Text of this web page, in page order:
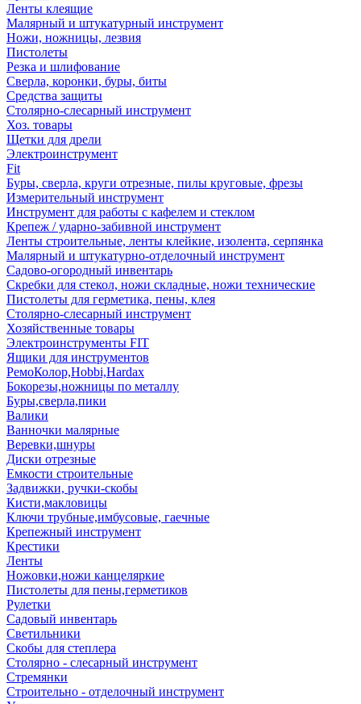
Ленты клеящие
Малярный и штукатурный инструмент
Ножи, ножницы, лезвия
Пистолеты
Резка и шлифование
Сверла, коронки, буры, биты
Средства защиты
Столярно-слесарный инструмент
Хоз. товары
Щетки для дрели
Электроинструмент
Fit
Буры, сверла, круги отрезные, пилы круговые, фрезы
Измерительный инструмент
Инструмент для работы с кафелем и стеклом
Крепеж / ударно-забивной инструмент
Ленты строительные, ленты клейкие, изолента, серпянка
Малярный и штукатурно-отделочный инструмент
Садово-огородный инвентарь
Скребки для стекол, ножи складные, ножи технические
Пистолеты для герметика, пены, клея
Столярно-слесарный инструмент
Хозяйственные товары
Электроинструменты FIT
Ящики для инструментов
РемоКолор,Hobbi,Hardax
Бокорезы,ножницы по металлу
Буры,сверла,пики
Валики
Ванночки малярные
Веревки,шнуры
Диски отрезные
Емкости строительные
Задвижки, ручки-скобы
Кисти,макловицы
Ключи трубные,имбусовые, гаечные
Крепежный инструмент
Крестики
Ленты
Ножовки,ножи канцеляркие
Пистолеты для пены,герметиков
Рулетки
Садовый инвентарь
Светильники
Скобы для степлера
Столярно - слесарный инструмент
Стремянки
Строительно - отделочный инструмент